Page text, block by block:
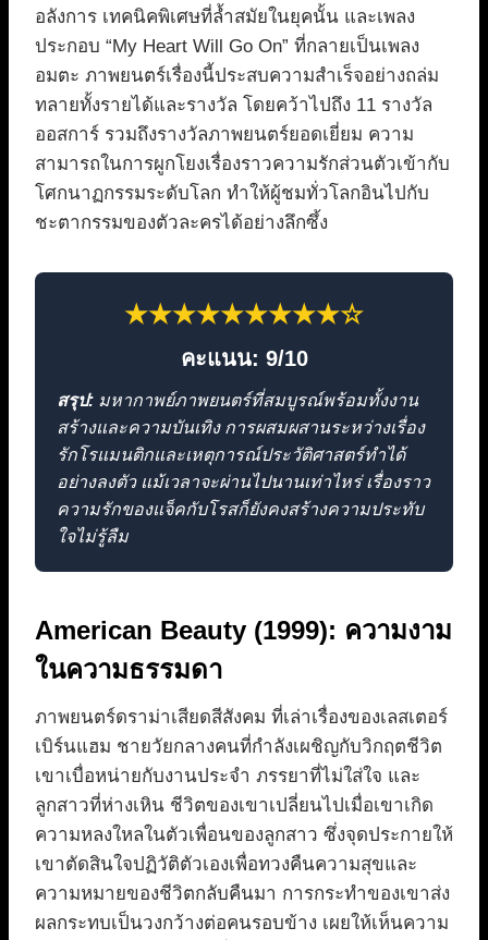
อลังการ เทคนิคพิเศษที่ล้ำสมัยในยุคนั้น และเพลง
ประกอบ “My Heart Will Go On” ที่กลายเป็นเพลง
อมตะ ภาพยนตร์เรื่องนี้ประสบความสำเร็จอย่างถล่ม
ทลายทั้งรายได้และรางวัล โดยคว้าไปถึง 11 รางวัล
ออสการ์ รวมถึงรางวัลภาพยนตร์ยอดเยี่ยม ความ
สามารถในการผูกโยงเรื่องราวความรักส่วนตัวเข้ากับ
โศกนาฏกรรมระดับโลก ทำให้ผู้ชมทั่วโลกอินไปกับ
ชะตากรรมของตัวละครได้อย่างลึกซึ้ง
★★★★★★★★★☆
คะแนน: 9/10
สรุป: มหากาพย์ภาพยนตร์ที่สมบูรณ์พร้อมทั้งงาน
สร้างและความบันเทิง การผสมผสานระหว่างเรื่อง
รักโรแมนติกและเหตุการณ์ประวัติศาสตร์ทำได้
อย่างลงตัว แม้เวลาจะผ่านไปนานเท่าไหร่ เรื่องราว
ความรักของแจ็คกับโรสก็ยังคงสร้างความประทับ
ใจไม่รู้ลืม
American Beauty (1999): ความงาม
ในความธรรมดา
ภาพยนตร์ดราม่าเสียดสีสังคม ที่เล่าเรื่องของเลสเตอร์
เบิร์นแฮม ชายวัยกลางคนที่กำลังเผชิญกับวิกฤตชีวิต
เขาเบื่อหน่ายกับงานประจำ ภรรยาที่ไม่ใส่ใจ และ
ลูกสาวที่ห่างเหิน ชีวิตของเขาเปลี่ยนไปเมื่อเขาเกิด
ความหลงใหลในตัวเพื่อนของลูกสาว ซึ่งจุดประกายให้
เขาตัดสินใจปฏิวัติตัวเองเพื่อทวงคืนความสุขและ
ความหมายของชีวิตกลับคืนมา การกระทำของเขาส่ง
ผลกระทบเป็นวงกว้างต่อคนรอบข้าง เผยให้เห็นความ